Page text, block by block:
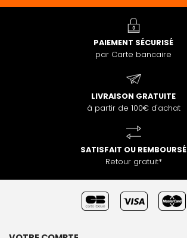
PAIEMENT SÉCURISÉ
par Carte bancaire
LIVRAISON GRATUITE
à partir de 100€ d'achat
SATISFAIT OU REMBOURSÉ
Retour gratuit*